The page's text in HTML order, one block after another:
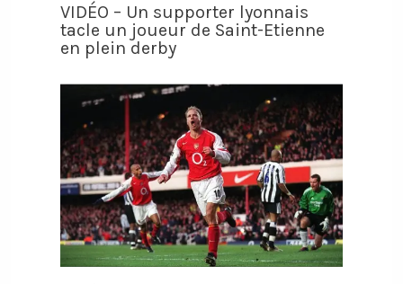
VIDÉO – Un supporter lyonnais
tacle un joueur de Saint-Etienne
en plein derby